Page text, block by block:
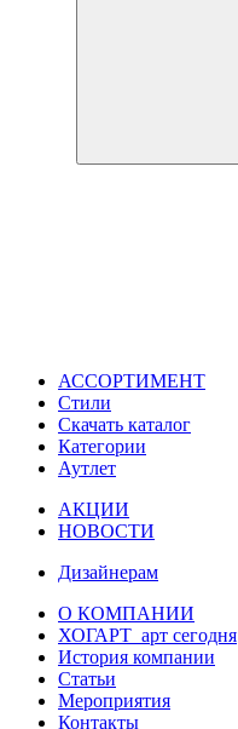
АССОРТИМЕНТ
Стили
Скачать каталог
Категории
Аутлет
АКЦИИ
НОВОСТИ
Дизайнерам
О КОМПАНИИ
ХОГАРТ_арт сегодня
История компании
Статьи
Мероприятия
Контакты